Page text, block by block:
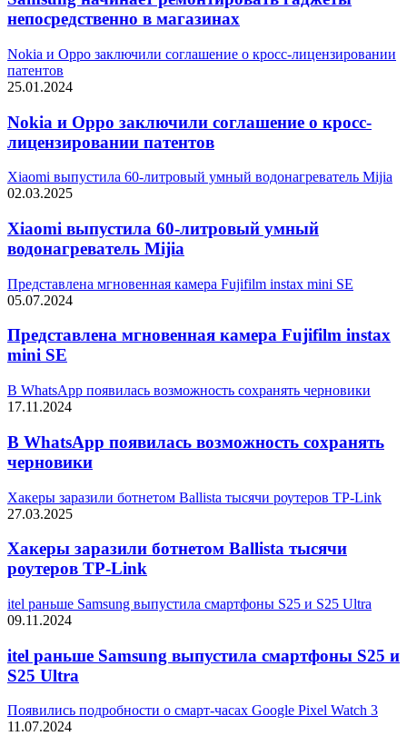
непосредственно в магазинах
Nokia и Oppo заключили соглашение о кросс-лицензировании
патентов
25.01.2024
Nokia и Oppo заключили соглашение о кросс-
лицензировании патентов
Xiaomi выпустила 60-литровый умный водонагреватель Mijia
02.03.2025
Xiaomi выпустила 60-литровый умный
водонагреватель Mijia
Представлена мгновенная камера Fujifilm instax mini SE
05.07.2024
Представлена мгновенная камера Fujifilm instax
mini SE
В WhatsApp появилась возможность сохранять черновики
17.11.2024
В WhatsApp появилась возможность сохранять
черновики
Хакеры заразили ботнетом Ballista тысячи роутеров TP-Link
27.03.2025
Хакеры заразили ботнетом Ballista тысячи
роутеров TP-Link
itel раньше Samsung выпустила смартфоны S25 и S25 Ultra
09.11.2024
itel раньше Samsung выпустила смартфоны S25 и
S25 Ultra
Появились подробности о смарт-часах Google Pixel Watch 3
11.07.2024